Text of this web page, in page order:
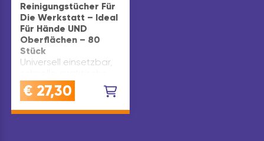
Reinigungstücher Für
Die Werkstatt – Ideal
Für Hände UND
Oberflächen – 80
Stück
Universell einsetzbar,
und hoch-wirksame
Reinigungstücher,
€ 27,30